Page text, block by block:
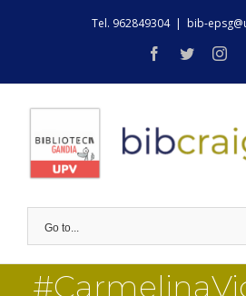
Tel. 962849304 | bib-
facebook
twitter
Go to...